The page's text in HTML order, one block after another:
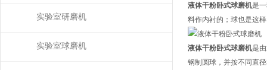
实验室研磨机
实验室球磨机
液体干粉卧式球磨机是
料作内衬的；球也是这
液体干粉卧式球磨机是
钢制圆球，并按不同直